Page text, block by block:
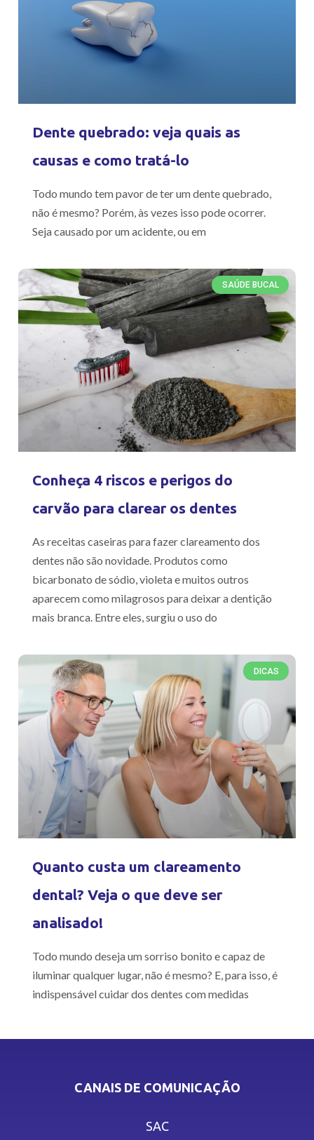
Dente quebrado: veja quais as
causas e como tratá-lo
Todo mundo tem pavor de ter um dente quebrado,
não é mesmo? Porém, às vezes isso pode ocorrer.
Seja causado por um acidente, ou em
SAÚDE BUCAL
Conheça 4 riscos e perigos do
carvão para clarear os dentes
As receitas caseiras para fazer clareamento dos
dentes não são novidade. Produtos como
bicarbonato de sódio, violeta e muitos outros
aparecem como milagrosos para deixar a dentição
mais branca. Entre eles, surgiu o uso do
DICAS
Quanto custa um clareamento
dental? Veja o que deve ser
analisado!
Todo mundo deseja um sorriso bonito e capaz de
iluminar qualquer lugar, não é mesmo? E, para isso, é
indispensável cuidar dos dentes com medidas
CANAIS DE COMUNICAÇÃO
SAC